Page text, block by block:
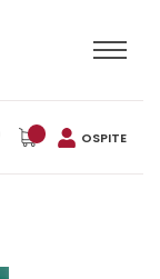
OSPITE